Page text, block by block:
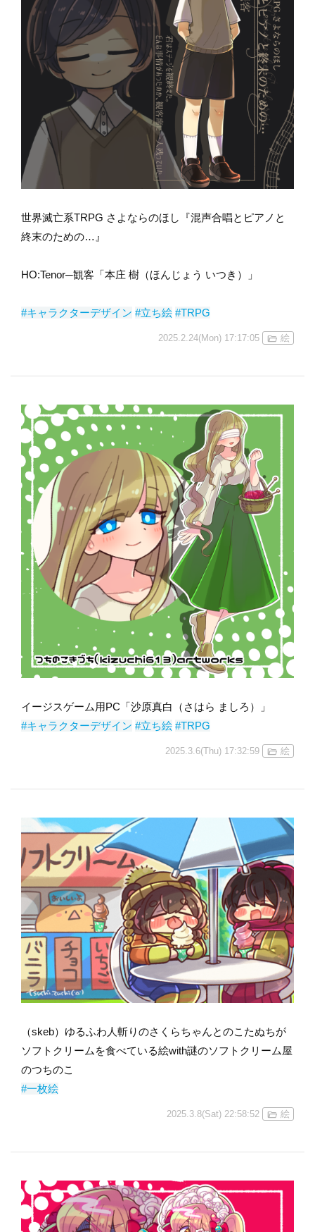
世界滅亡系TRPG さよならのほし『混声合唱とピアノと
終末のための…』
HO:Tenor─観客「本庄 樹（ほんじょう いつき）」
#キャラクターデザイン #立ち絵 #TRPG
2025.2.24(Mon) 17:17:05 絵
イージスゲーム用PC「沙原真白（さはら ましろ）」
#キャラクターデザイン #立ち絵 #TRPG
2025.3.6(Thu) 17:32:59 絵
（skeb）ゆるふわ人斬りのさくらちゃんとのこたぬちが
ソフトクリームを食べている絵with謎のソフトクリーム屋
のつちのこ
#一枚絵
2025.3.8(Sat) 22:58:52 絵